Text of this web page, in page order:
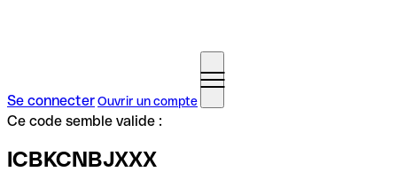
Se connecterOuvrir un compte
Ce code semble valide :
ICBKCNBJXXX